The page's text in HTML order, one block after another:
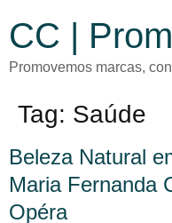
CC |
Promovemos marcas,
Tag: Saúde
Beleza Natural
Maria Fernanda
Opéra